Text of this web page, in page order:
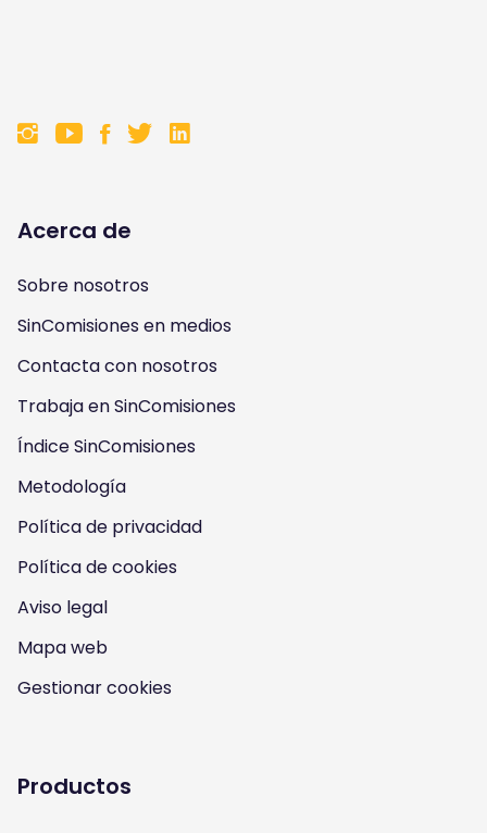
F
l
l
o
w
u
s
o
n
n
s
a
F
l
o
w
u
s
o
n
o
u
u
F
l
o
w
u
s
o
n
a
c
b
F
l
o
w
u
s
n
i
t
Acerca de
Sobre nosotros
SinComisiones en medios
Contacta con nosotros
Trabaja en SinComisiones
Índice SinComisiones
Metodología
Política de privacidad
Política de cookies
Aviso legal
Mapa web
Gestionar cookies
Productos